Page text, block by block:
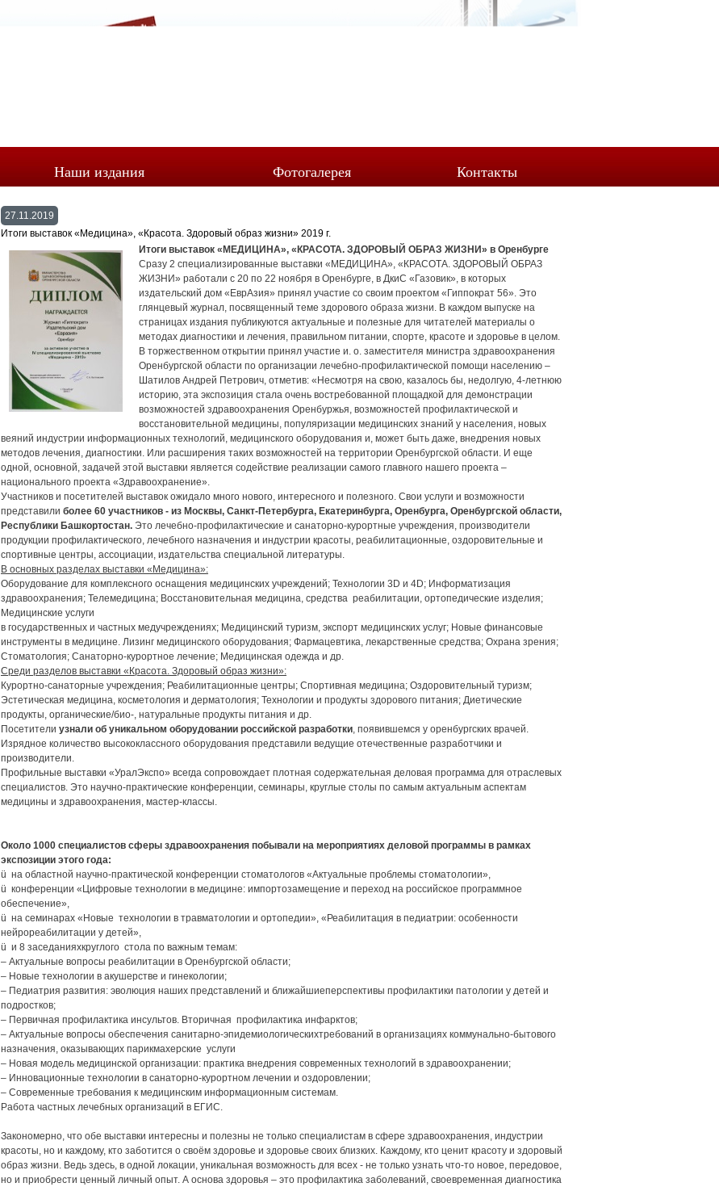
Наши издания Фотогалерея Контакты
27.11.2019
Итоги выставок «Медицина», «Красота. Здоровый образ жизни» 2019 г.
Итоги выставок «МЕДИЦИНА», «КРАСОТА. ЗДОРОВЫЙ ОБРАЗ ЖИЗНИ» в Оренбурге
Сразу 2 специализированные выставки «МЕДИЦИНА», «КРАСОТА. ЗДОРОВЫЙ ОБРАЗ
ЖИЗНИ» работали с 20 по 22 ноября в Оренбурге, в ДкиС «Газовик», в которых
издательский дом «ЕврАзия» принял участие со своим проектом «Гиппократ 56». Это
глянцевый журнал, посвященный теме здорового образа жизни. В каждом выпуске на
страницах издания публикуются актуальные и полезные для читателей материалы о
методах диагностики и лечения, правильном питании, спорте, красоте и здоровье в целом.
В торжественном открытии принял участие и. о. заместителя министра здравоохранения
Оренбургской области по организации лечебно-профилактической помощи населению –
Шатилов Андрей Петрович, отметив: «Несмотря на свою, казалось бы, недолгую, 4-летнюю
историю, эта экспозиция стала очень востребованной площадкой для демонстрации
возможностей здравоохранения Оренбуржья, возможностей профилактической и
восстановительной медицины, популяризации медицинских знаний у населения, новых
веяний индустрии информационных технологий, медицинского оборудования и, может быть даже, внедрения новых
методов лечения, диагностики. Или расширения таких возможностей на территории Оренбургской области. И еще
одной, основной, задачей этой выставки является содействие реализации самого главного нашего проекта –
национального проекта «Здравоохранение».
Участников и посетителей выставок ожидало много нового, интересного и полезного. Свои услуги и возможности
представили более 60 участников - из Москвы, Санкт-Петербурга, Екатеринбурга, Оренбурга, Оренбургской области,
Республики Башкортостан. Это лечебно-профилактические и санаторно-курортные учреждения, производители
продукции профилактического, лечебного назначения и индустрии красоты, реабилитационные, оздоровительные и
спортивные центры, ассоциации, издательства специальной литературы.
В основных разделах выставки «Медицина»:
Оборудование для комплексного оснащения медицинских учреждений; Технологии 3D и 4D; Информатизация
здравоохранения; Телемедицина; Восстановительная медицина, средства реабилитации, ортопедические изделия;
Медицинские услуги
в государственных и частных медучреждениях; Медицинский туризм, экспорт медицинских услуг; Новые финансовые
инструменты в медицине. Лизинг медицинского оборудования; Фармацевтика, лекарственные средства; Охрана зрения;
Стоматология; Санаторно-курортное лечение; Медицинская одежда и др.
Среди разделов выставки «Красота. Здоровый образ жизни»:
Курортно-санаторные учреждения; Реабилитационные центры; Спортивная медицина; Оздоровительный туризм;
Эстетическая медицина, косметология и дерматология; Технологии и продукты здорового питания; Диетические
продукты, органические/био-, натуральные продукты питания и др.
Посетители узнали об уникальном оборудовании российской разработки, появившемся у оренбургских врачей.
Изрядное количество высококлассного оборудования представили ведущие отечественные разработчики и
производители.
Профильные выставки «УралЭкспо» всегда сопровождает плотная содержательная деловая программа для отраслевых
специалистов. Это научно-практические конференции, семинары, круглые столы по самым актуальным аспектам
медицины и здравоохранения, мастер-классы.
Около 1000 специалистов сферы здравоохранения побывали на мероприятиях деловой программы в рамках
экспозиции этого года:
ü на областной научно-практической конференции стоматологов «Актуальные проблемы стоматологии»,
ü конференции «Цифровые технологии в медицине: импортозамещение и переход на российское программное
обеспечение»,
ü на семинарах «Новые технологии в травматологии и ортопедии», «Реабилитация в педиатрии: особенности
нейрореабилитации у детей»,
ü и 8 заседанияхкруглого стола по важным темам:
– Актуальные вопросы реабилитации в Оренбургской области;
– Новые технологии в акушерстве и гинекологии;
– Педиатрия развития: эволюция наших представлений и ближайшиеперспективы профилактики патологии у детей и
подростков;
– Первичная профилактика инсультов. Вторичная профилактика инфарктов;
– Актуальные вопросы обеспечения санитарно-эпидемиологическихтребований в организациях коммунально-бытового
назначения, оказывающих парикмахерские услуги
– Новая модель медицинской организации: практика внедрения современных технологий в здравоохранении;
– Инновационные технологии в санаторно-курортном лечении и оздоровлении;
– Современные требования к медицинским информационным системам.
Работа частных лечебных организаций в ЕГИС.
Закономерно, что обе выставки интересны и полезны не только специалистам в сфере здравоохранения, индустрии
красоты, но и каждому, кто заботится о своём здоровье и здоровье своих близких. Каждому, кто ценит красоту и здоровый
образ жизни. Ведь здесь, в одной локации, уникальная возможность для всех - не только узнать что-то новое, передовое,
но и приобрести ценный личный опыт. А основа здоровья – это профилактика заболеваний, своевременная диагностика